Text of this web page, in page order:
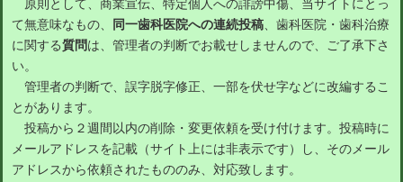
原則として、商業宣伝、特定個人への誹謗中傷、当サイトにとっ
て無意味なもの、
同一歯科医院への連続投稿、歯科医院・歯科治療
に関する質問は、管理者の判断でお載せしませんので、ご了承下さ
い。
管理者の判断で、誤字脱字修正、一部を伏せ字などに改編するこ
とがあります。
投稿から２週間以内の削除・変更依頼を受け付けます。投稿時に
メールアドレスを記載（サイト上には非表示です）し、そのメール
アドレスから依頼されたもののみ、対応致します。